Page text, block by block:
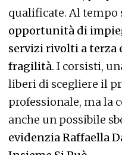
qualificate. Al tempo
opportunità di
servizi rivolti a terza
fragilità. I corsisti,
liberi di scegliere il
professionale, ma la
anche un possibile
evidenzia Raffaella